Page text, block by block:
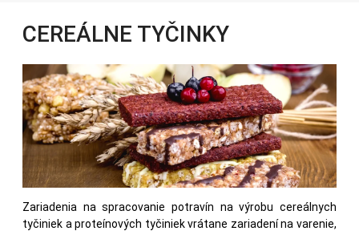
CEREÁLNE TYČINKY
Zariadenia na spracovanie potravín na výrobu cereálnych
tyčiniek a proteínových tyčiniek vrátane zariadení na varenie,